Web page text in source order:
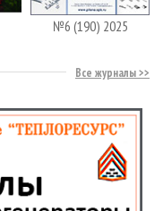
№6 (190) 2025
Все журналы